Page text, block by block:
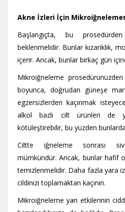
Akne İzleri İçin
Başlangıçta, bu
beklenmelidir. Bunlar kızarıklık,
içerir. Ancak, bunlar birkaç gün
Mikroiğneleme
boyunca, doğrudan güneşe
egzersizlerden kaçınmak
alkol bazlı cilt ürünleri de
kötüleştirebilir, bu yüzden
Ciltte iğneleme sonrası
mümkündür. Ancak, bunlar hafif
temizlenmelidir. Daha fazla yara
cildinizi toplamaktan kaçının.
Mikroiğneleme yan etkilerinin